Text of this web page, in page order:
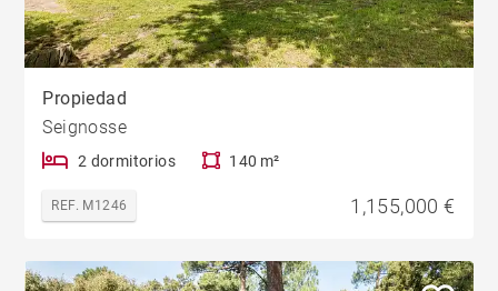
Propiedad
Seignosse
2 dormitorios 140 m²
REF. M1246 1,155,000 €